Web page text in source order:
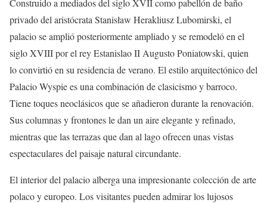
Construido a mediados del siglo XVII como pabellón de baño
privado del aristócrata Stanisław Herakliusz Lubomirski, el
palacio se amplió posteriormente ampliado y se remodeló en el
siglo XVIII por el rey Estanislao II Augusto Poniatowski, quien
lo convirtió en su residencia de verano. El estilo arquitectónico del
Palacio Wyspie es una combinación de clasicismo y barroco.
Tiene toques neoclásicos que se añadieron durante la renovación.
Sus columnas y frontones le dan un aire elegante y refinado,
mientras que las terrazas que dan al lago ofrecen unas vistas
espectaculares del paisaje natural circundante.
El interior del palacio alberga una impresionante colección de arte
polaco y europeo. Los visitantes pueden admirar los lujosos